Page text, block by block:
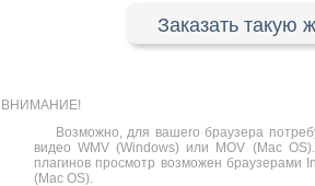
Заказать такую
ВНИМАНИЕ!
Возможно, для вашего браузера
видео WMV (Windows) или MOV (Mac
плагинов просмотр возможен браузерами
(Mac OS).